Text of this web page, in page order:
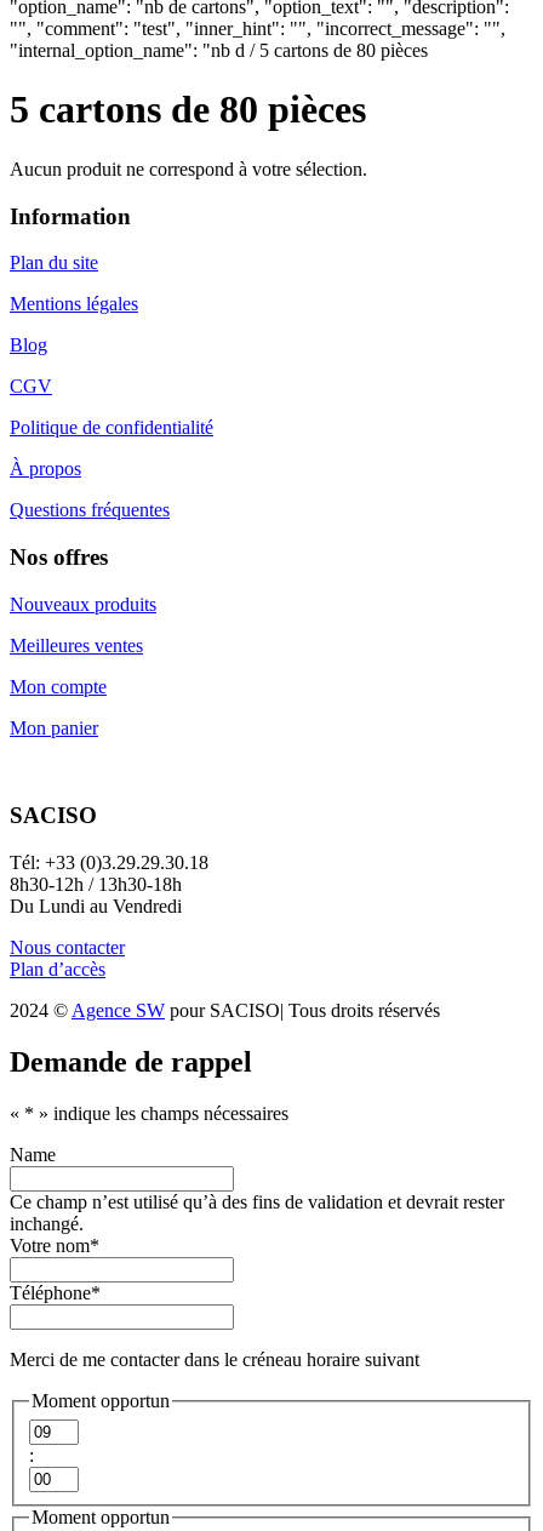
"option_name": "nb de cartons", "option_text": "", "description":
"", "comment": "test", "inner_hint": "", "incorrect_message": "",
"internal_option_name": "nb d / 5 cartons de 80 pièces
5 cartons de 80 pièces
Aucun produit ne correspond à votre sélection.
Information
Plan du site
Mentions légales
Blog
CGV
Politique de confidentialité
À propos
Questions fréquentes
Nos offres
Nouveaux produits
Meilleures ventes
Mon compte
Mon panier
SACISO
Tél: +33 (0)3.29.29.30.18
8h30-12h / 13h30-18h
Du Lundi au Vendredi
Nous contacter
Plan d’accès
2024 © Agence SW pour SACISO| Tous droits réservés
Demande de rappel
« * » indique les champs nécessaires
Name
Ce champ n’est utilisé qu’à des fins de validation et devrait rester
inchangé.
Votre nom*
Téléphone*
Merci de me contacter dans le créneau horaire suivant
Moment opportun
Heures
:
Minutes
Moment opportun